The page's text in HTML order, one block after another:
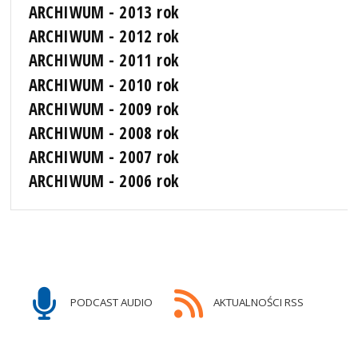
ARCHIWUM - 2013 rok
ARCHIWUM - 2012 rok
ARCHIWUM - 2011 rok
ARCHIWUM - 2010 rok
ARCHIWUM - 2009 rok
ARCHIWUM - 2008 rok
ARCHIWUM - 2007 rok
ARCHIWUM - 2006 rok
PODCAST AUDIO AKTUALNOŚCI RSS